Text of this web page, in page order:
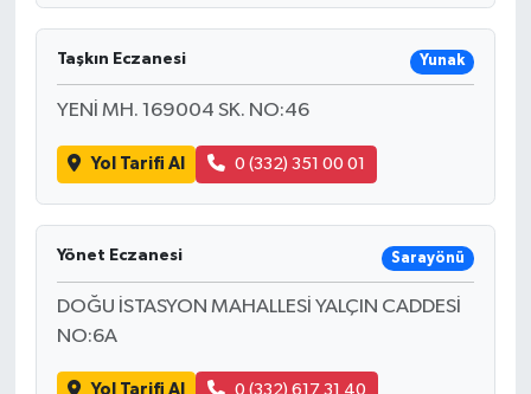
Taşkın Eczanesi Yunak
YENİ MH. 169004 SK. NO:46
Yol Tarifi Al 0 (332) 351 00 01
Yönet Eczanesi Sarayönü
DOĞU İSTASYON MAHALLESİ YALÇIN CADDESİ
NO:6A
Yol Tarifi Al 0 (332) 617 31 40